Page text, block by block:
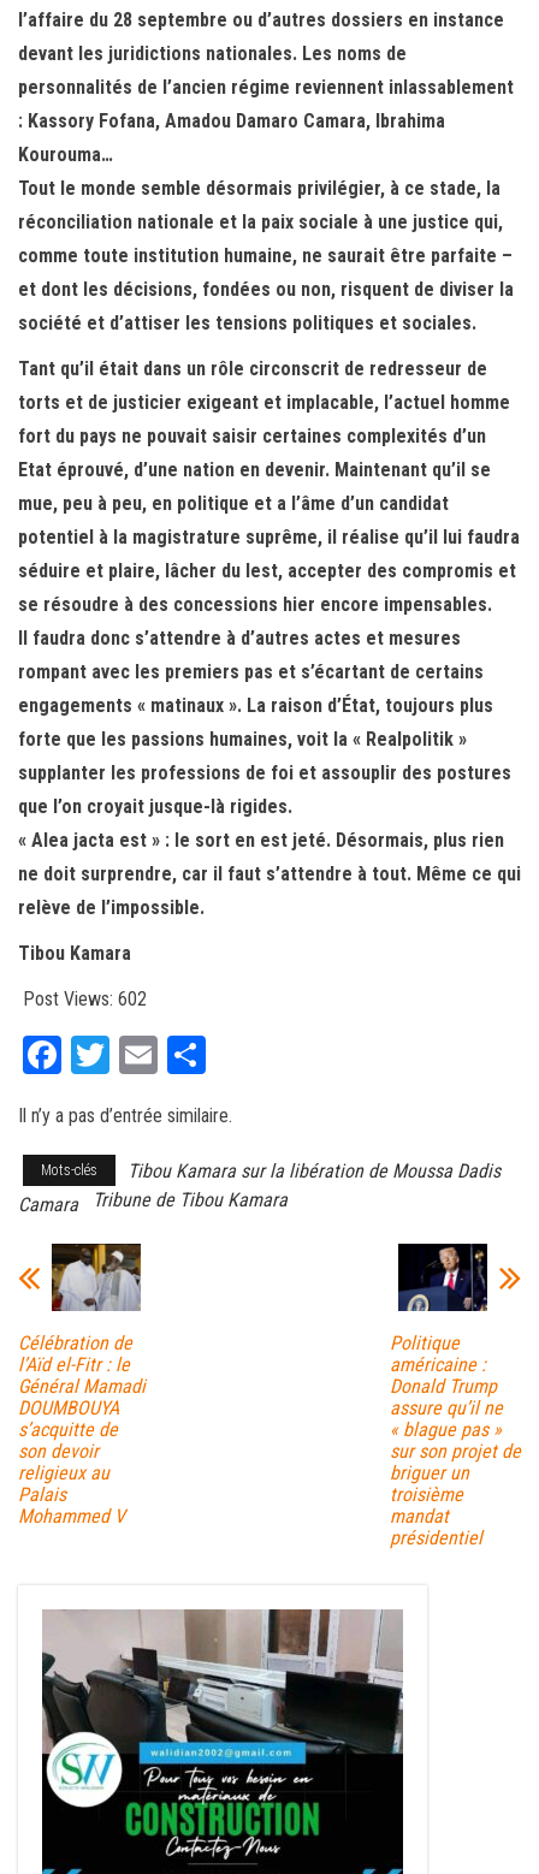
l’affaire du 28 septembre ou d’autres dossiers en instance
devant les juridictions nationales. Les noms de
personnalités de l’ancien régime reviennent inlassablement
: Kassory Fofana, Amadou Damaro Camara, Ibrahima
Kourouma…
Tout le monde semble désormais privilégier, à ce stade, la
réconciliation nationale et la paix sociale à une justice qui,
comme toute institution humaine, ne saurait être parfaite –
et dont les décisions, fondées ou non, risquent de diviser la
société et d’attiser les tensions politiques et sociales.
Tant qu’il était dans un rôle circonscrit de redresseur de
torts et de justicier exigeant et implacable, l’actuel homme
fort du pays ne pouvait saisir certaines complexités d’un
Etat éprouvé, d’une nation en devenir. Maintenant qu’il se
mue, peu à peu, en politique et a l’âme d’un candidat
potentiel à la magistrature suprême, il réalise qu’il lui faudra
séduire et plaire, lâcher du lest, accepter des compromis et
se résoudre à des concessions hier encore impensables.
Il faudra donc s’attendre à d’autres actes et mesures
rompant avec les premiers pas et s’écartant de certains
engagements « matinaux ». La raison d’État, toujours plus
forte que les passions humaines, voit la « Realpolitik »
supplanter les professions de foi et assouplir des postures
que l’on croyait jusque-là rigides.
« Alea jacta est » : le sort en est jeté. Désormais, plus rien
ne doit surprendre, car il faut s’attendre à tout. Même ce qui
relève de l’impossible.
Tibou Kamara
Post Views: 602
Fa
bo
ok
T
tt
er
E
ail ag
er
Il n’y a pas d’entrée similaire.
Mots-clés
Tibou Kamara sur la libération de Moussa Dadis
Camara
Tribune de Tibou Kamara
Célébration de
l’Aïd el-Fitr : le
Général Mamadi
DOUMBOUYA
s’acquitte de
son devoir
religieux au
Palais
Mohammed V
Politique
américaine :
Donald Trump
assure qu’il ne
« blague pas »
sur son projet de
briguer un
troisième
mandat
présidentiel